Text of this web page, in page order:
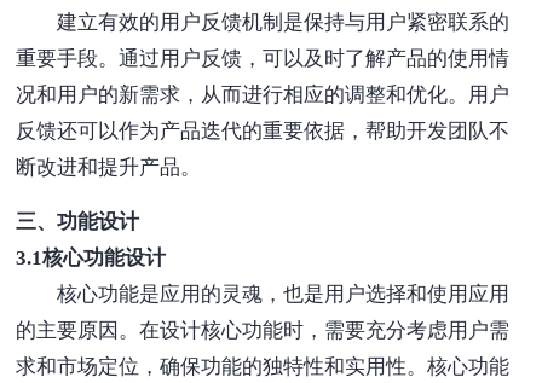
建立有效的用户反馈机制是保持与用户紧密联系的
重要手段。通过用户反馈，可以及时了解产品的使用情
况和用户的新需求，从而进行相应的调整和优化。用户
反馈还可以作为产品迭代的重要依据，帮助开发团队不
断改进和提升产品。
三、功能设计
3.1核心功能设计
核心功能是应用的灵魂，也是用户选择和使用应用
的主要原因。在设计核心功能时，需要充分考虑用户需
求和市场定位，确保功能的独特性和实用性。核心功能